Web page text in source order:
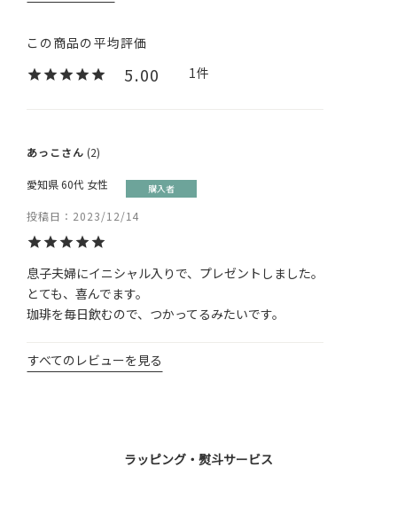
5.00 1
あっこ 2
購入者
愛知県60代 女性
投稿日 2023/12/14
息子夫婦にイニシャル入りで、プレゼントしました。
とても、喜んでます。
珈琲を毎日飲むので、つかってるみたいです。
すべてのレビューを見る
ラッピング・熨斗サービス